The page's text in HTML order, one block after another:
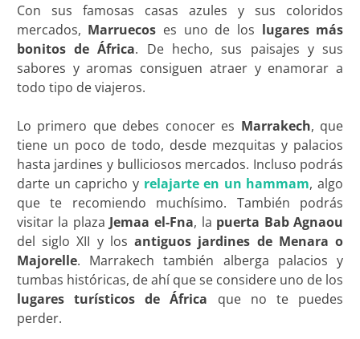
Con sus famosas casas azules y sus coloridos
mercados, Marruecos es uno de los lugares más
bonitos de África. De hecho, sus paisajes y sus
sabores y aromas consiguen atraer y enamorar a
todo tipo de viajeros.
Lo primero que debes conocer es Marrakech, que
tiene un poco de todo, desde mezquitas y palacios
hasta jardines y bulliciosos mercados. Incluso podrás
darte un capricho y relajarte en un hammam, algo
que te recomiendo muchísimo. También podrás
visitar la plaza Jemaa el-Fna, la puerta Bab Agnaou
del siglo XII y losantiguos jardines de Menara o
Majorelle. Marrakech también alberga palacios y
tumbas históricas, de ahí que se considere uno de los
lugares turísticos de África que no te puedes
perder.